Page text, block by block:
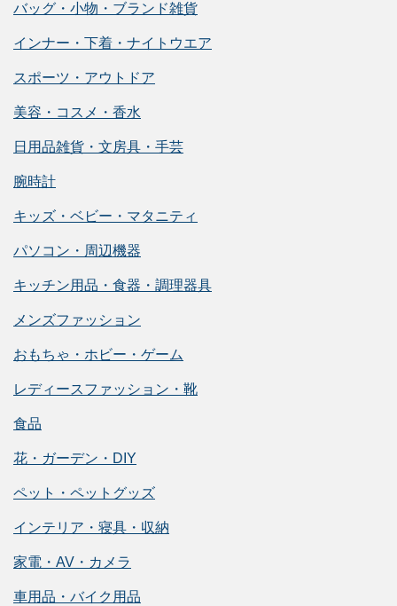
バッグ・小物・ブランド雑貨
インナー・下着・ナイトウエア
スポーツ・アウトドア
美容・コスメ・香水
日用品雑貨・文房具・手芸
腕時計
キッズ・ベビー・マタニティ
パソコン・周辺機器
キッチン用品・食器・調理器具
メンズファッション
おもちゃ・ホビー・ゲーム
レディースファッション・靴
食品
花・ガーデン・DIY
ペット・ペットグッズ
インテリア・寝具・収納
家電・AV・カメラ
車用品・バイク用品